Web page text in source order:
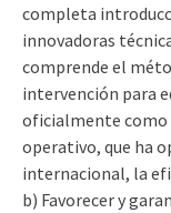
completa
innovadoras
comprende el
intervención para
oficialmente como
operativo, que ha
internacional, la
b) Favorecer y